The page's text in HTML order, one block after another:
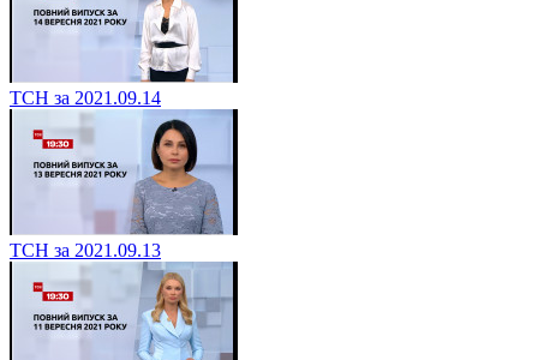
ТСН за 2021.09.14
ТСН за 2021.09.13